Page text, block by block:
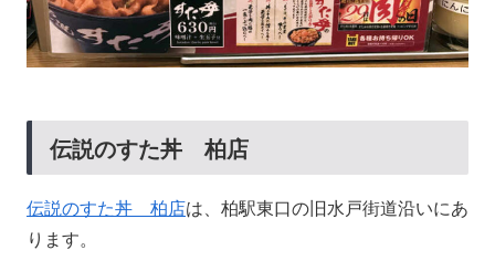
伝説のすた丼 柏店
伝説のすた丼 柏店は、柏駅東口の旧水戸街道沿いにあ
ります。